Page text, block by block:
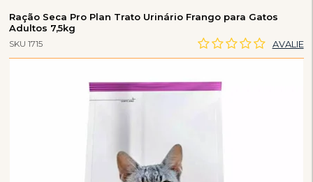
Ração Seca Pro Plan Trato Urinário Frango para Gatos
Adultos 7,5kg
SKU 1715 AVALIE